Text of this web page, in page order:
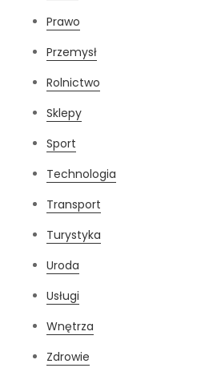
Prawo
Przemysł
Rolnictwo
Sklepy
Sport
Technologia
Transport
Turystyka
Uroda
Usługi
Wnętrza
Zdrowie